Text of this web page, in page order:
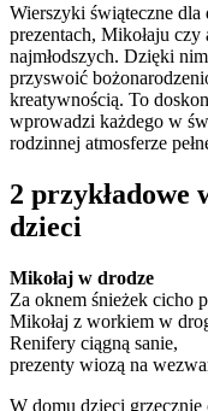
Wierszyki świąteczne
prezentach, Mikołaju
najmłodszych. Dzięki
przyswoić
kreatywnością. To
wprowadzi każdego w
rodzinnej atmosferze
2 przykładowe
dzieci
Mikołaj w drodze
Za oknem śnieżek cicho
Mikołaj z workiem w
Renifery ciągną sanie,
prezenty wiozą na
W domu dzieci grzecznie